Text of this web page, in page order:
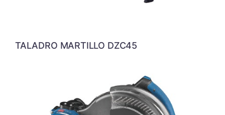
TALADRO MARTILLO DZC45